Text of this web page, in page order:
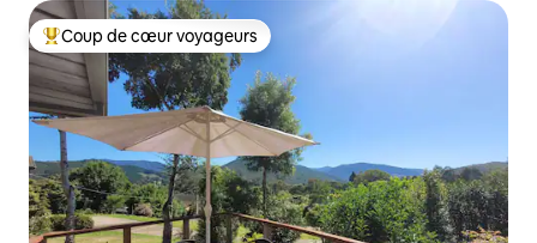
Coups de cœur voyageurs les plus appréciés
Coup de cœur voyageurs